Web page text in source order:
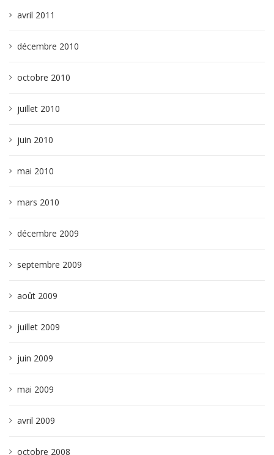
avril 2011
décembre 2010
octobre 2010
juillet 2010
juin 2010
mai 2010
mars 2010
décembre 2009
septembre 2009
août 2009
juillet 2009
juin 2009
mai 2009
avril 2009
octobre 2008